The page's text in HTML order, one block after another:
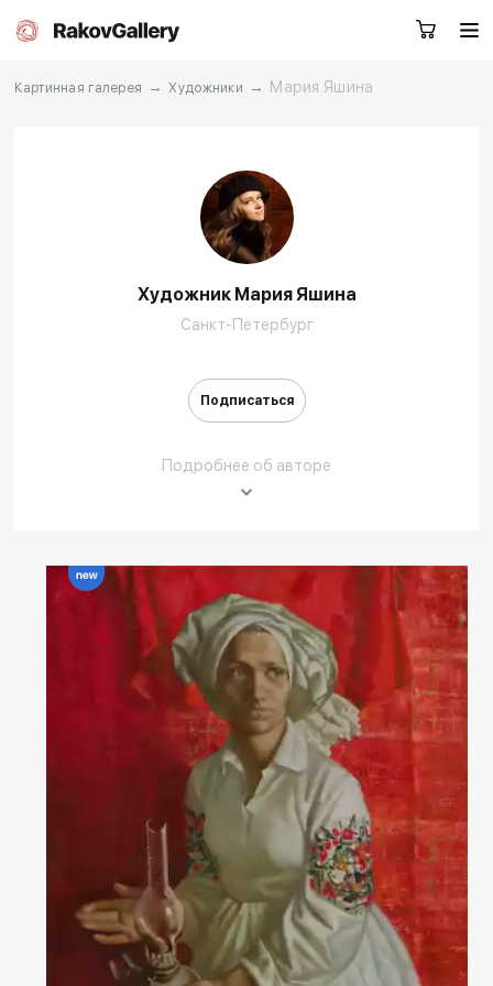
Художники
Услуги
Контакты
baget
special
Картинная галерея → Художники → Мария Яшина
Художник Мария Яшина
Санкт-Петербург
Подписаться
Подробнее об авторе
Об авторе
Родилась в 1987 г. в Нижнем Новгороде.
В 2007 году окончила Нижегородское Художественное училище.
В 2008 году поступила в Санкт-Петербургскую Академию
Художеств имени Репина.
С 2010 года обучалась в монументальной мастерской под
руководством Александра Кировича Быстрова.
В 2009, 2011, 2012, 2013, 2014 годах участник выставки "Лучший
академический рисунок" Академии им. Репина.
Проходила пленэрную практику в Финляндии в 2011 году и в Китае
В 2014 году «с отличием» окончила Академию Художеств им.
С 2015 года является членом Санкт-Петербургского Союза
художников.